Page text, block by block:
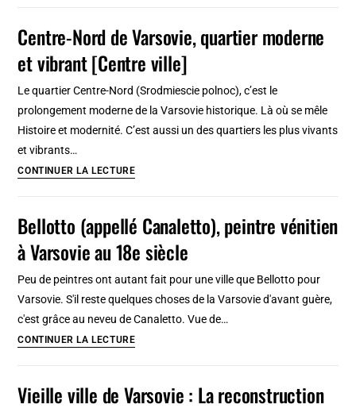
en
2,
jours
pied
27
étapes
Centre-Nord de Varsovie, quartier moderne
et vibrant [Centre ville]
Le quartier Centre-Nord (Srodmiescie polnoc), c’est le
prolongement moderne de la Varsovie historique. Là où se mêle
Histoire et modernité. C’est aussi un des quartiers les plus vivants
et vibrants…
CONTINUER LA LECTURECentre-
Varsovie,
quartier
ville]
Bellotto (appellé Canaletto), peintre vénitien
à Varsovie au 18e siècle
Peu de peintres ont autant fait pour une ville que Bellotto pour
Varsovie. S'il reste quelques choses de la Varsovie d'avant guère,
c'est grâce au neveu de Canaletto. Vue de…
CONTINUER LA LECTUREBellotto
peintre
Vieille ville de Varsovie : La reconstruction